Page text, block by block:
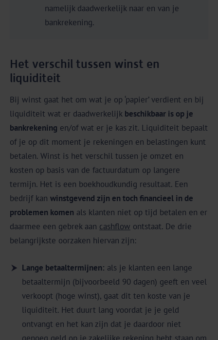
namelijk daadwerkelijk naar en van je
bankrekening.
Het verschil tussen winst en
liquiditeit
Bij winst gaat het om wat je op ‘papier’ verdient en bij
liquiditeit wat er daadwerkelijk beschikbaar is op je
bankrekening en/of wat er je kas zit. Liquiditeit bepaalt
of je op dit moment je rekeningen en belastingen kunt
betalen. Winst is het verschil tussen je omzet en
kosten op basis van de factuurdatum op langere
termijn. Het is een boekhoudkundig resultaat. Een
bedrijf kan winstgevend zijn en toch financieel in de
problemen komen als klanten niet op tijd betalen en er
daarmee een gebrek aan cashflow ontstaat. De drie
belangrijkste oorzaken hiervan zijn:
Lange betaaltermijnen: als je klanten een lange
betaaltermijn (bijvoorbeeld 90 dagen) geeft en veel
verkoopt (hoge winst), gaat dit ten koste van je
liquiditeit. Het duurt lang voordat je je geld
ontvangt en het kan zijn dat je daardoor niet